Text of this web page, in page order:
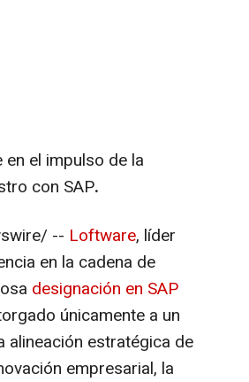
el impulso de la
con SAP.
-- Loftware, líder
en la cadena de
designación en SAP
únicamente a un
alineación estratégica de
empresarial, la